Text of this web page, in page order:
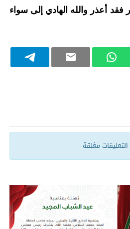
أعذر والله الهادي إلى سواء
التعليقات مغلقة